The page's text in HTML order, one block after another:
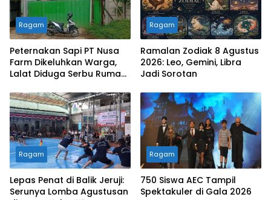
Ragam
Peternakan Sapi PT Nusa
Farm Dikeluhkan Warga,
Lalat Diduga Serbu Rumah
Ragam
Ramalan Zodiak 8 Agustus
2026: Leo, Gemini, Libra
Jadi Sorotan
Ragam
Lepas Penat di Balik Jeruji:
Serunya Lomba Agustusan
Ragam
750 Siswa AEC Tampil
Spektakuler di Gala 2026